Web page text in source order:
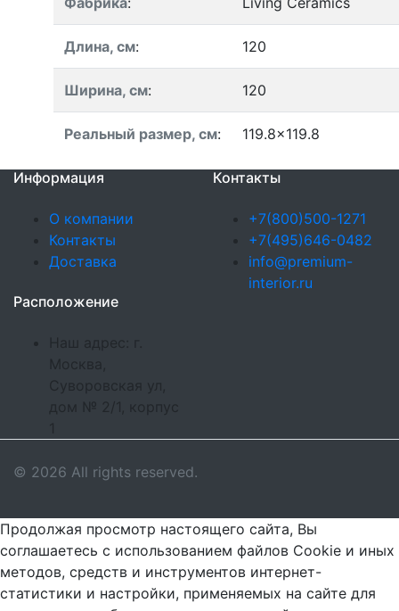
Длина, см: 120
Ширина, см: 120
Реальный размер, см: 119.8x119.8
Информация
О компании
Контакты
Доставка
Контакты
+7(800)500-1271
+7(495)646-0482
info@premium-
interior.ru
Расположение
Наш адрес: г.
Москва,
Суворовская ул,
дом № 2/1, корпус
© 2026 All rights reserved.
Продолжая просмотр настоящего сайта, Вы
соглашаетесь с использованием файлов Cookie и иных
методов, средств и инструментов интернет-
статистики и настройки, применяемых на сайте для